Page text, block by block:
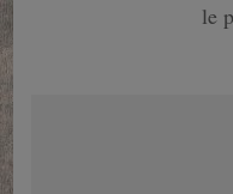
le